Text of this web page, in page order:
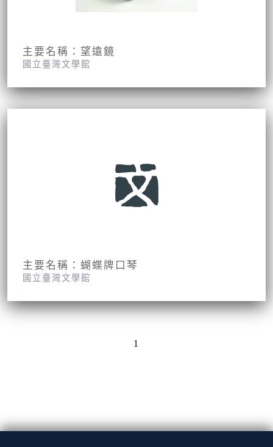
主要名稱：望遠鏡
國立臺灣文學館
主要名稱：蝴蝶牌口琴
國立臺灣文學館
1